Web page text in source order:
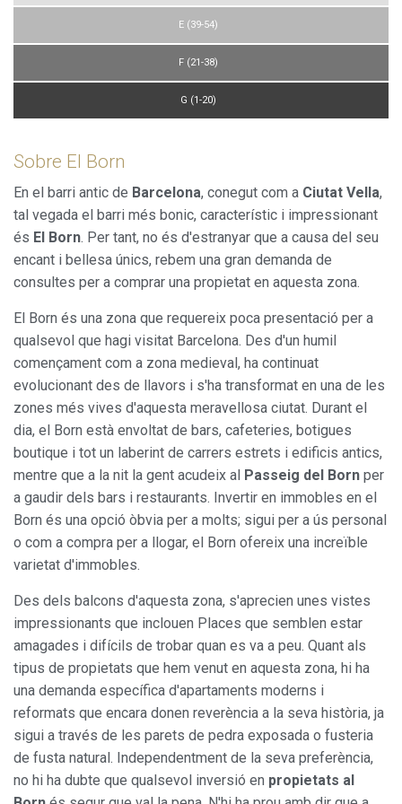
E (39-54)
F (21-38)
G (1-20)
Sobre El Born
En el barri antic de Barcelona, conegut com a Ciutat Vella,
tal vegada el barri més bonic, característic i impressionant
és El Born. Per tant, no és d'estranyar que a causa del seu
encant i bellesa únics, rebem una gran demanda de
consultes per a comprar una propietat en aquesta zona.
El Born és una zona que requereix poca presentació per a
qualsevol que hagi visitat Barcelona. Des d'un humil
començament com a zona medieval, ha continuat
evolucionant des de llavors i s'ha transformat en una de les
zones més vives d'aquesta meravellosa ciutat. Durant el
dia, el Born està envoltat de bars, cafeteries, botigues
boutique i tot un laberint de carrers estrets i edificis antics,
mentre que a la nit la gent acudeix al Passeig del Born per
a gaudir dels bars i restaurants. Invertir en immobles en el
Born és una opció òbvia per a molts; sigui per a ús personal
o com a compra per a llogar, el Born ofereix una increïble
varietat d'immobles.
Des dels balcons d'aquesta zona, s'aprecien unes vistes
impressionants que inclouen Places que semblen estar
amagades i difícils de trobar quan es va a peu. Quant als
tipus de propietats que hem venut en aquesta zona, hi ha
una demanda específica d'apartaments moderns i
reformats que encara donen reverència a la seva història, ja
sigui a través de les parets de pedra exposada o fusteria
de fusta natural. Independentment de la seva preferència,
no hi ha dubte que qualsevol inversió en propietats al